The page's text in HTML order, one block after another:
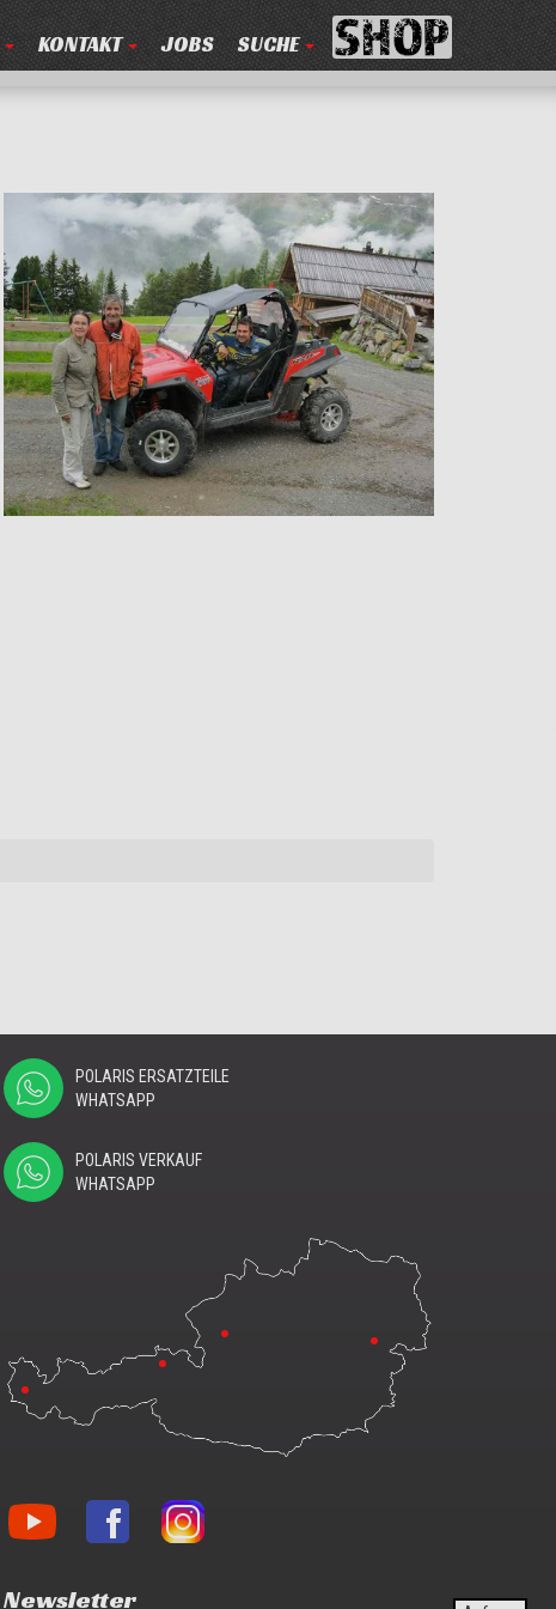
KONTAKT JOBS SUCHE
POLARIS ERSATZTEILE
WHATSAPP
POLARIS VERKAUF
WHATSAPP
Vonblon
auf
Vonblon
Vonblon
auf
Newsletter